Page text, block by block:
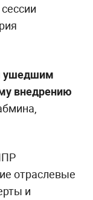
ушедшим
внедрению
отраслевые
и